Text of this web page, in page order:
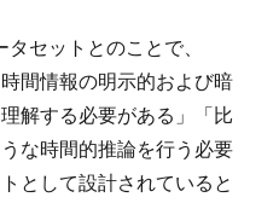
セットとのことで、
間情報の明示的および暗
解する必要がある」「比
な時間的推論を行う必要
として設計されていると